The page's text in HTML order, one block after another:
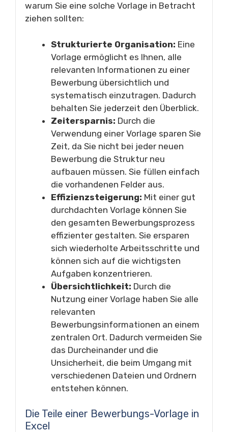
warum Sie eine solche Vorlage in Betracht
ziehen sollten:
Strukturierte Organisation: Eine
Vorlage ermöglicht es Ihnen, alle
relevanten Informationen zu einer
Bewerbung übersichtlich und
systematisch einzutragen. Dadurch
behalten Sie jederzeit den Überblick.
Zeitersparnis: Durch die
Verwendung einer Vorlage sparen Sie
Zeit, da Sie nicht bei jeder neuen
Bewerbung die Struktur neu
aufbauen müssen. Sie füllen einfach
die vorhandenen Felder aus.
Effizienzsteigerung: Mit einer gut
durchdachten Vorlage können Sie
den gesamten Bewerbungsprozess
effizienter gestalten. Sie ersparen
sich wiederholte Arbeitsschritte und
können sich auf die wichtigsten
Aufgaben konzentrieren.
Übersichtlichkeit: Durch die
Nutzung einer Vorlage haben Sie alle
relevanten
Bewerbungsinformationen an einem
zentralen Ort. Dadurch vermeiden Sie
das Durcheinander und die
Unsicherheit, die beim Umgang mit
verschiedenen Dateien und Ordnern
entstehen können.
Die Teile einer Bewerbungs-Vorlage in
Excel